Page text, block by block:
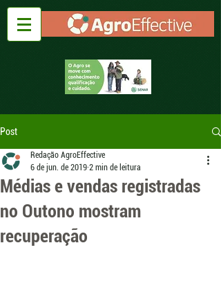
Post
Médias e vendas registradas
no Outono mostram
recuperação
Redação AgroEffective
6 de jun. de 2019 2 min de leitura